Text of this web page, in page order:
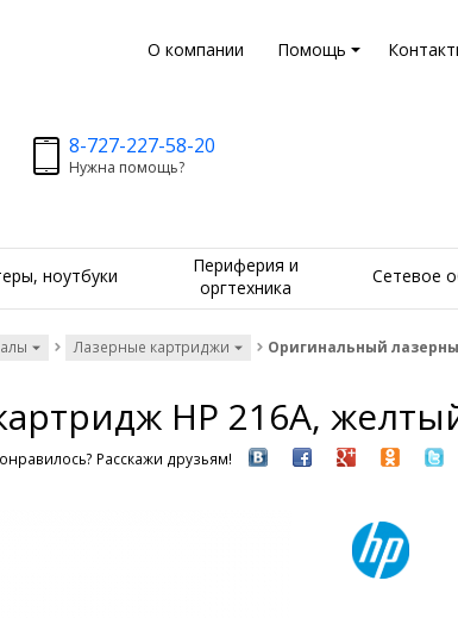
О компании Помощь
8-727-227-58-20
Нужна помощь?
ноутбуки
Периферия и
оргтехника
Сетевое
Лазерные картриджи Оригинальный
HP 216A,
Расскажи друзьям!